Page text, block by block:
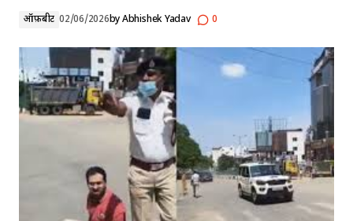
ऑफ़बीट 02/06/2026byAbhishek Yadav 0